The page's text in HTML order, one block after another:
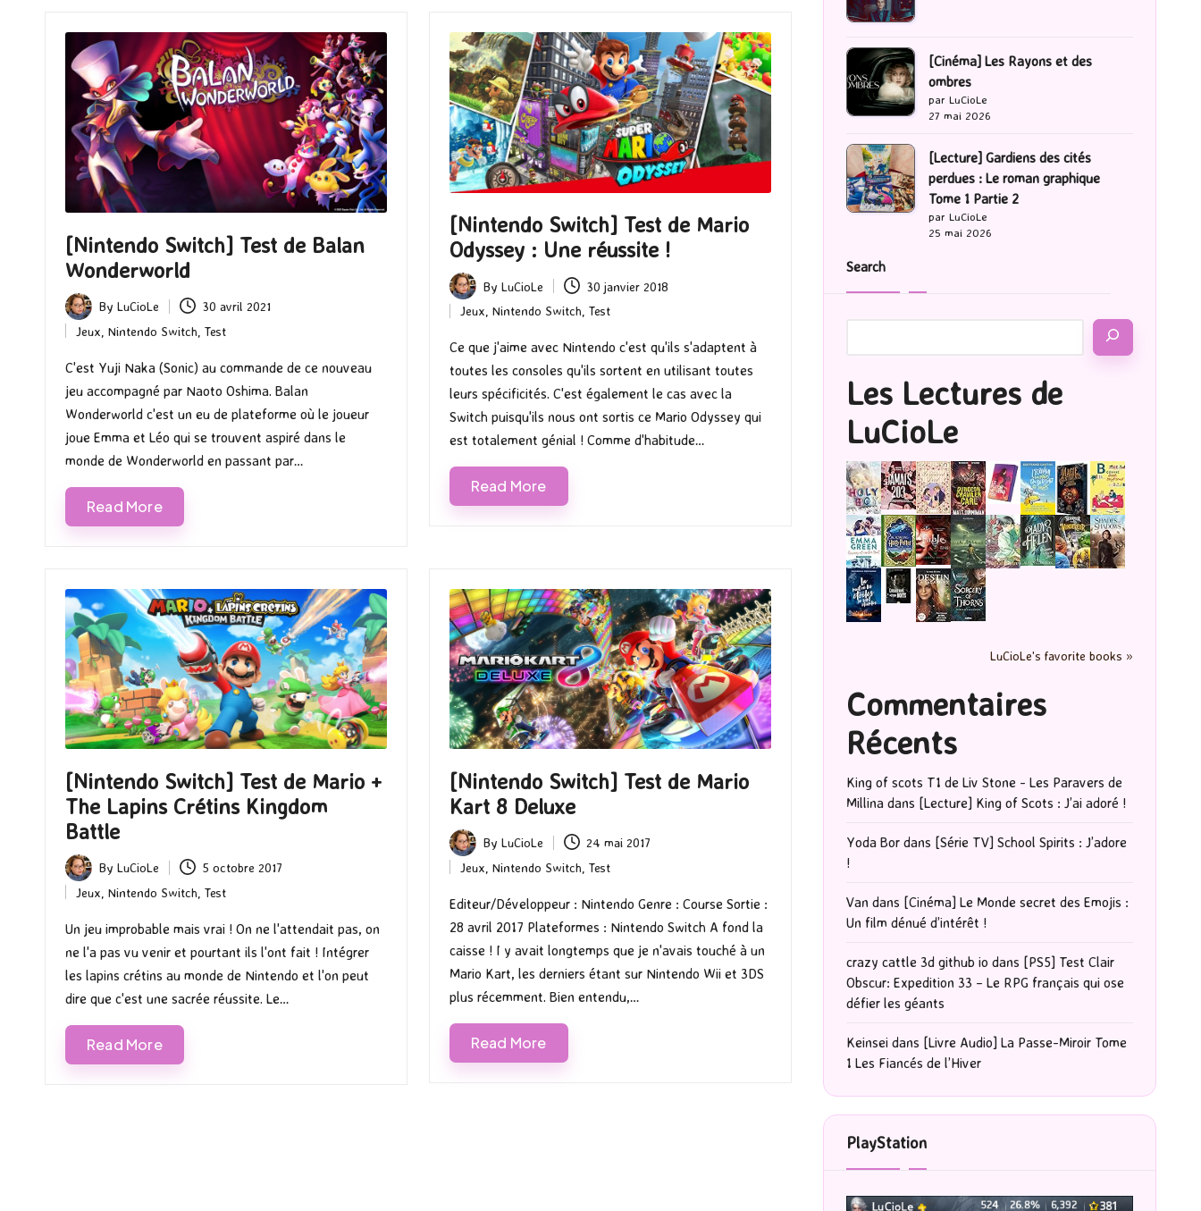
[Nintendo Switch] Test de Balan
Wonderworld
Posted
by
By LuCioLe 30 avril 2021
Posted
in
Jeux Nintendo Switch Test
C'est Yuji Naka (Sonic) au commande de ce nouveau
jeu accompagné par Naoto Oshima. Balan
Wonderworld c'est un eu de plateforme où le joueur
joue Emma et Léo qui se trouvent aspiré dans le
monde de Wonderworld en passant par…
Read More
[Nintendo Switch] Test de Mario
Odyssey : Une réussite !
Posted
by
By LuCioLe 30 janvier 2018
Posted
in
Jeux Nintendo Switch Test
Ce que j'aime avec Nintendo c'est qu'ils s'adaptent à
toutes les consoles qu'ils sortent en utilisant toutes
leurs spécificités. C'est également le cas avec la
Switch puisqu'ils nous ont sortis ce Mario Odyssey qui
est totalement génial ! Comme d'habitude…
Read More
[Nintendo Switch] Test de Mario +
The Lapins Crétins Kingdom
Battle
Posted
by
By LuCioLe 5 octobre 2017
Posted
in
Jeux Nintendo Switch Test
Un jeu improbable mais vrai ! On ne l'attendait pas, on
ne l'a pas vu venir et pourtant ils l'ont fait ! Intégrer
les lapins crétins au monde de Nintendo et l'on peut
dire que c'est une sacrée réussite. Le…
Read More
[Nintendo Switch] Test de Mario
Kart 8 Deluxe
Posted
by
By LuCioLe 24 mai 2017
Posted
in
Jeux Nintendo Switch Test
Editeur/Développeur : Nintendo Genre : Course Sortie :
28 avril 2017 Plateformes : Nintendo Switch A fond la
caisse ! I y avait longtemps que je n'avais touché à un
Mario Kart, les derniers étant sur Nintendo Wii et 3DS
plus récemment. Bien entendu,…
Read More
[Cinéma] Les Rayons et des
ombres
par LuCioLe
27 mai 2026
[Lecture] Gardiens des cités
perdues : Le roman graphique
Tome 1 Partie 2
par LuCioLe
25 mai 2026
Search
Les Lectures de
LuCioLe
LuCioLe's favorite books »
Commentaires
Récents
King of scots T1 de Liv Stone - Les Paravers de
Millinadans [Lecture] King of Scots : J’ai adoré !
Yoda Bordans [Série TV] School Spirits : J’adore
!
Van dans [Cinéma] Le Monde secret des Emojis :
Un film dénué d’intérêt !
crazy cattle 3d github io dans [PS5] Test Clair
Obscur: Expedition 33 – Le RPG français qui ose
défier les géants
Keinseidans [Livre Audio] La Passe-Miroir Tome
1 Les Fiancés de l’Hiver
PlayStation